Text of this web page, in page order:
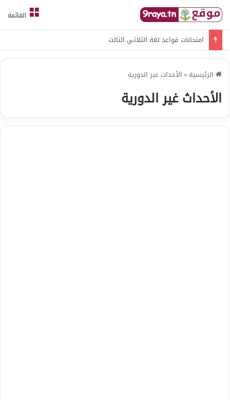
القائمة
امتحانات قواعد لغة الثلاثي الثالث
الرئيسية »الأحداث غير الدورية
الأحداث غير الدورية